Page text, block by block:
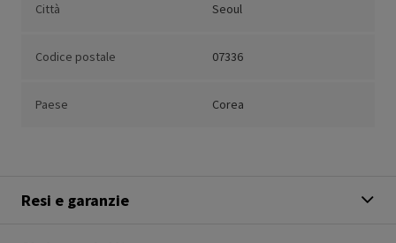
Città Seoul
Codice postale 07336
Paese Corea
Resi e garanzie